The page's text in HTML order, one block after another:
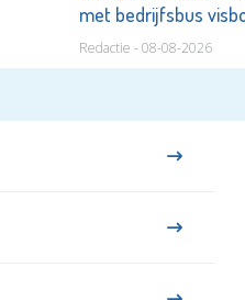
met bedrijfsbus
Redactie - 08-08-2026